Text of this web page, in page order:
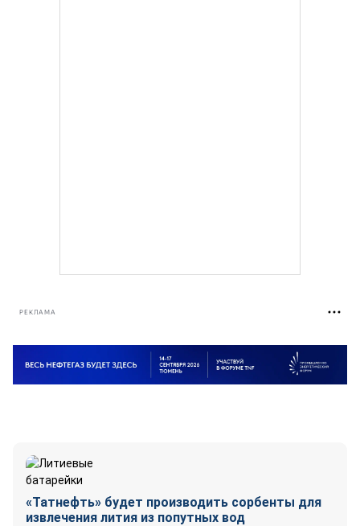
РЕКЛАМА
«Татнефть» будет производить сорбенты для
извлечения лития из попутных вод